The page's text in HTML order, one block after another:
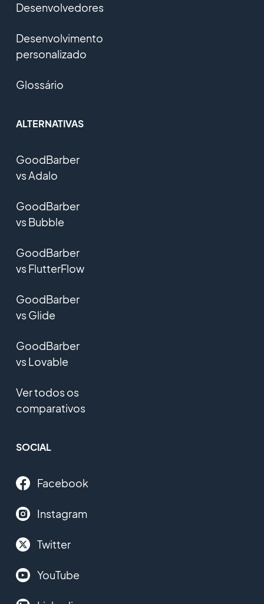
Desenvolvedores
Desenvolvimento
personalizado
Glossário
ALTERNATIVAS
GoodBarber
vs Adalo
GoodBarber
vs Bubble
GoodBarber
vs FlutterFlow
GoodBarber
vs Glide
GoodBarber
vs Lovable
Ver todos os
comparativos
SOCIAL
Facebook
Instagram
Twitter
YouTube